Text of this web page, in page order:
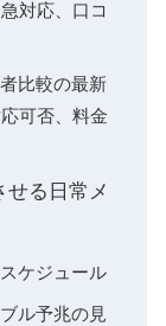
対応、口コ
比較の最新
可否、料金
せる日常メ
ケジュール
ル予兆の見